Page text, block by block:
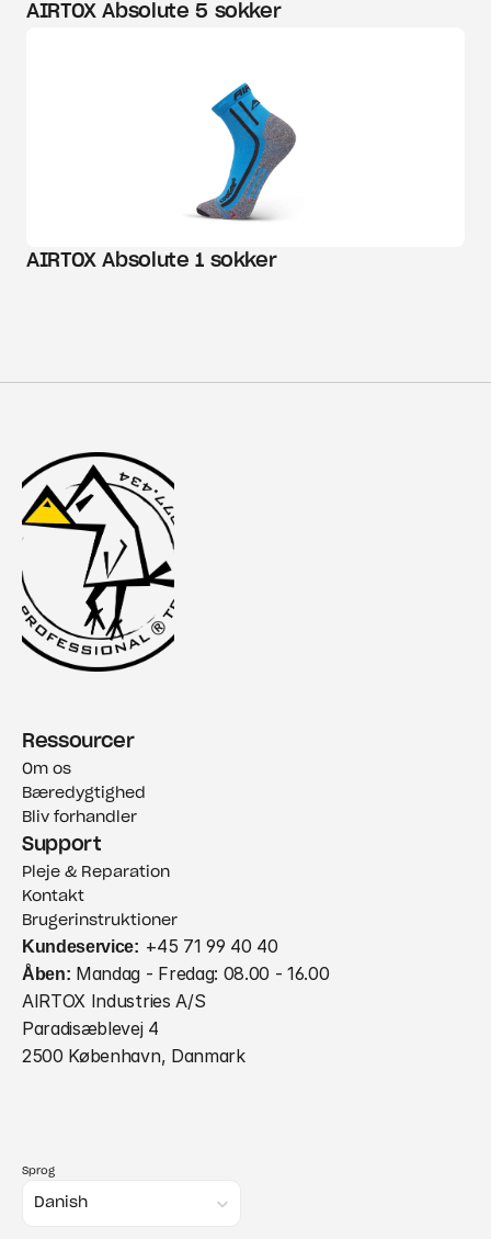
AIRTOX Absolute 5 sokker
AIRTOX Absolute 1 sokker
Ressourcer
Om os
Bæredygtighed
Bliv forhandler
Support
Pleje & Reparation
Kontakt
Brugerinstruktioner
Kundeservice: +45 71 99 40 40
Åben: Mandag - Fredag: 08.00 - 16.00
AIRTOX Industries A/S
Paradisæblevej 4
2500 København, Danmark
Sprog
Danish